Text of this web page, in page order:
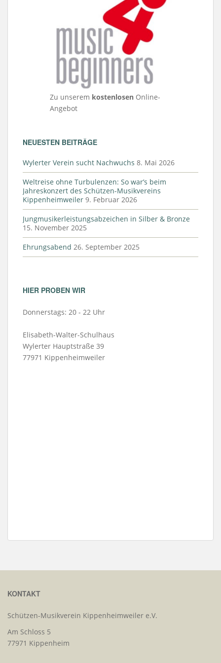
Zu unserem kostenlosen Online-
Angebot
NEUESTEN BEITRÄGE
Wylerter Verein sucht Nachwuchs 8. Mai 2026
Weltreise ohne Turbulenzen: So war’s beim
Jahreskonzert des Schützen-Musikvereins
Kippenheimweiler 9. Februar 2026
Jungmusikerleistungsabzeichen in Silber & Bronze
15. November 2025
Ehrungsabend 26. September 2025
HIER PROBEN WIR
Donnerstags: 20 - 22 Uhr
Elisabeth-Walter-Schulhaus
Wylerter Hauptstraße 39
77971 Kippenheimweiler
KONTAKT
Schützen-Musikverein Kippenheimweiler e.V.
Am Schloss 5
77971 Kippenheim